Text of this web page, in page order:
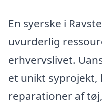
En syerske i
uvurderlig
erhvervslivet.
et unikt
reparationer af